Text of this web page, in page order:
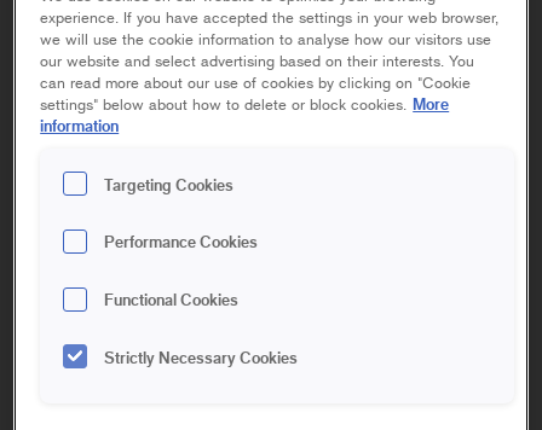
SUPERSOFT
LACKPENSEL ERGO
35 mm
Super Soft Lackpensel har en mjuk borst med hög kapacitet
experience. If you have accepted the settings in your web browser,
we will use the cookie information to analyse how our visitors use
our website and select advertising based on their interests. You
can read more about our use of cookies by clicking on "Cookie
settings" below about how to delete or block cookies. More
information
Targeting Cookies
Performance Cookies
Functional Cookies
Strictly Necessary Cookies